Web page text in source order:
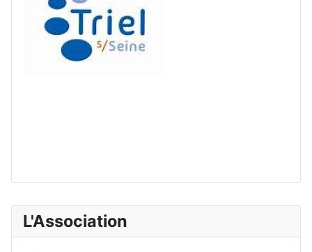
L'Association